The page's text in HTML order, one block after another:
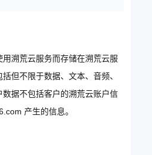
溯荒云服务而存储在溯荒云服
但不限于数据、文本、音频、
据不包括客户的溯荒云账户信
产生的信息。